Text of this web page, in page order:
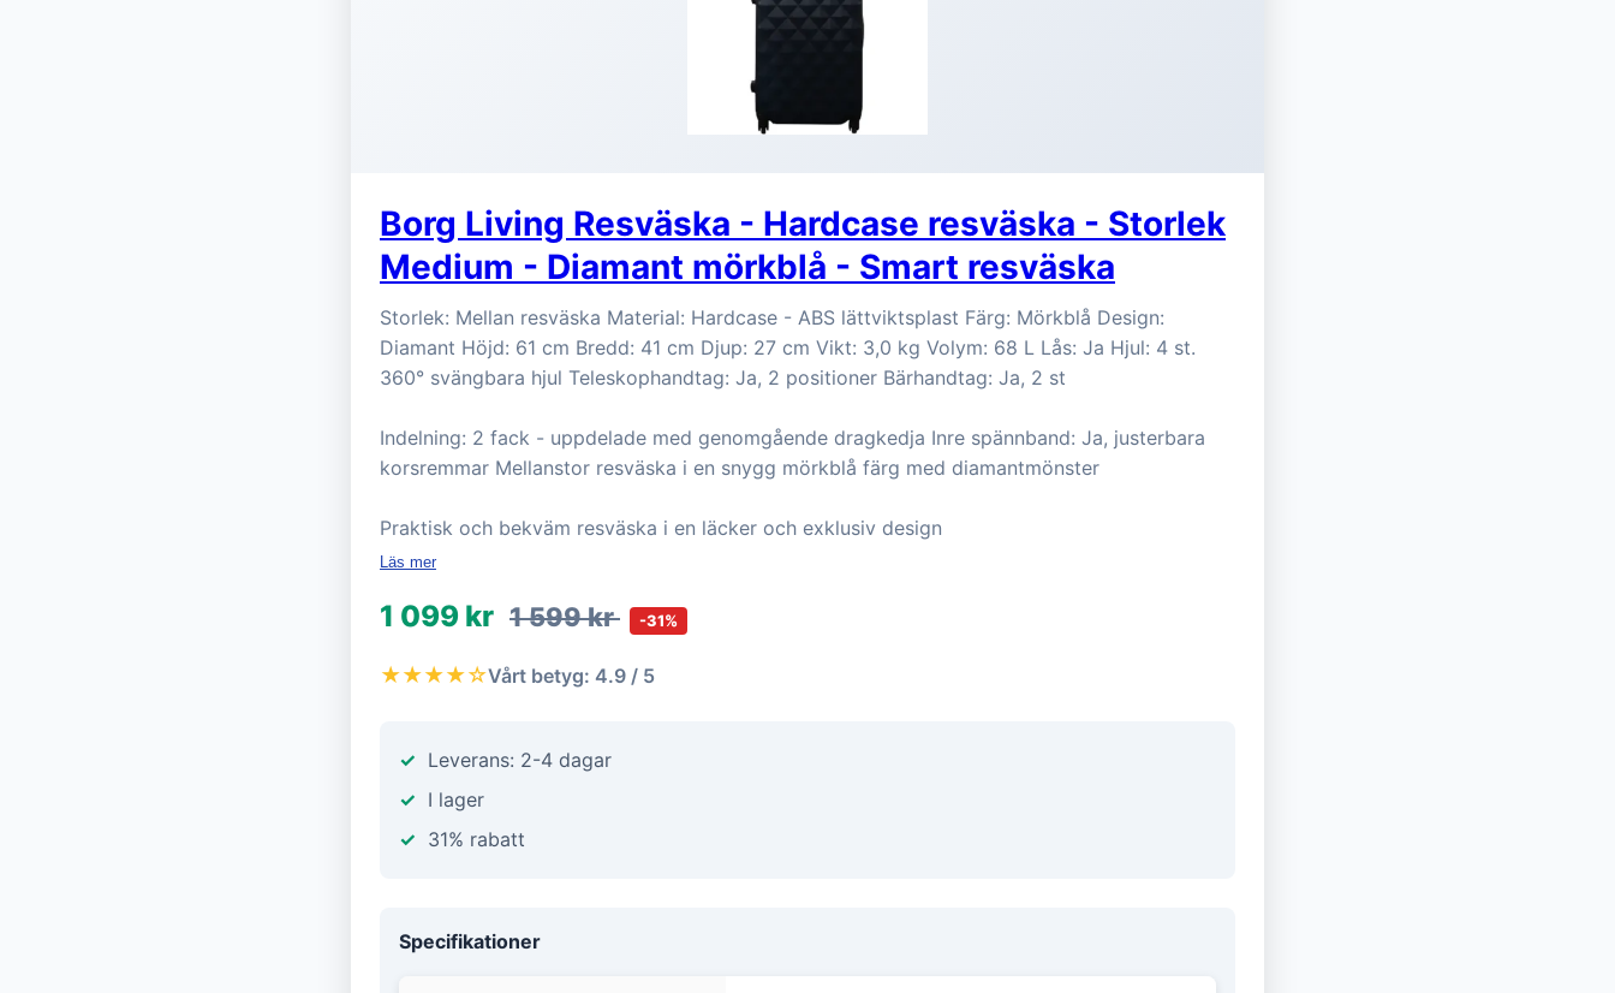
Borg Living Resväska - Hardcase resväska - Storlek
Medium - Diamant mörkblå - Smart resväska
Storlek: Mellan resväska Material: Hardcase - ABS lättviktsplast Färg: Mörkblå Design:
Diamant Höjd: 61 cm Bredd: 41 cm Djup: 27 cm Vikt: 3,0 kg Volym: 68 L Lås: Ja Hjul: 4 st.
360° svängbara hjul Teleskophandtag: Ja, 2 positioner Bärhandtag: Ja, 2 st
Indelning: 2 fack - uppdelade med genomgående dragkedja Inre spännband: Ja, justerbara
korsremmar Mellanstor resväska i en snygg mörkblå färg med diamantmönster
Praktisk och bekväm resväska i en läcker och exklusiv design
Läs mer
1 099 kr 1 599 kr -31%
★★★★☆Vårt betyg: 4.9 / 5
Leverans: 2-4 dagar
I lager
31% rabatt
Specifikationer